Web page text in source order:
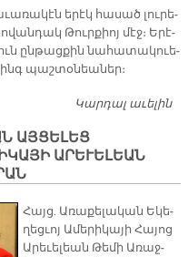
ե­րէկ հա­սած լու­րե­
Թուր­քիոյ մէջ։ Ե­րէ­
ըն­թաց­քին նա­հա­տա­կուե­
պաշ­տօ­նեա­ներ։
Կարդալ աւելին
ԱՅՑԵԼԵՑ
ԱՐԵՒԵԼԵԱՆ
Հայց. Ա­ռա­քե­լա­կան Ե­կե­
ղեց­ւոյ Ա­մե­րի­կա­յի Հա­յոց
Ա­րե­ւե­լեան Թե­մի Ա­ռաջ­